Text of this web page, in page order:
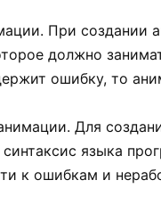
При создании
должно
ошибку, то
Для
языка
к ошибкам и